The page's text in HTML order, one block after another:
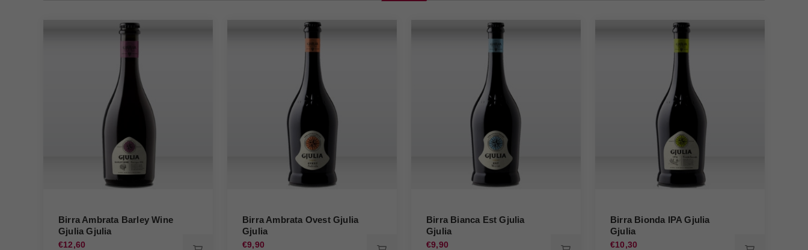
Birra Ambrata Barley Wine
Gjulia Gjulia
€12,60
Birra Ambrata Ovest Gjulia
Gjulia
€9,90
Birra Bianca Est Gjulia
Gjulia
€9,90
Birra Bionda IPA Gjulia
Gjulia
€10,30